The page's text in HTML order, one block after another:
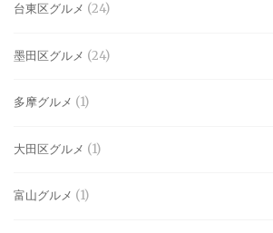
台東区グルメ (24)
墨田区グルメ (24)
多摩グルメ (1)
大田区グルメ (1)
富山グルメ (1)